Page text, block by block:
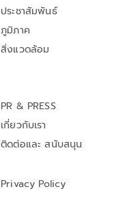
ประชาสัมพันธ์
ภูมิภาค
สิ่งแวดล้อม
PR & PRESS
เกี่ยวกับเรา
ติดต่อและ สนับสนุน
Privacy Policy